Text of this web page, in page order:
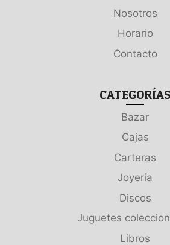
Nosotros
Horario
Contacto
CATEGORÍAS
Bazar
Cajas
Carteras
Joyería
Discos
Juguetes
Libros